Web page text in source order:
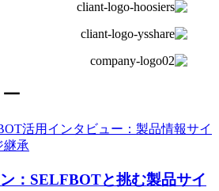
：SELFBOTと挑む製品サイ